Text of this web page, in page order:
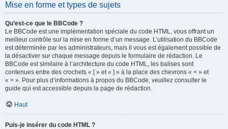
Mise en forme et types de sujets
Qu’est-ce que le BBCode ?
Le BBCode est une implémentation spéciale du code HTML, vous offrant un
meilleur contrôle sur la mise en forme d’un message. L’utilisation du BBCode
est déterminée par les administrateurs, mais il vous est également possible de
la désactiver sur chaque message depuis le formulaire de rédaction. Le
BBCode est similaire à l’architecture du code HTML, les balises sont
contenues entre des crochets « [ » et « ] » à la place des chevrons « < » et
« > ». Pour plus d’informations à propos du BBCode, veuillez consulter le
guide qui est accessible depuis la page de rédaction.
Haut
Puis-je insérer du code HTML ?